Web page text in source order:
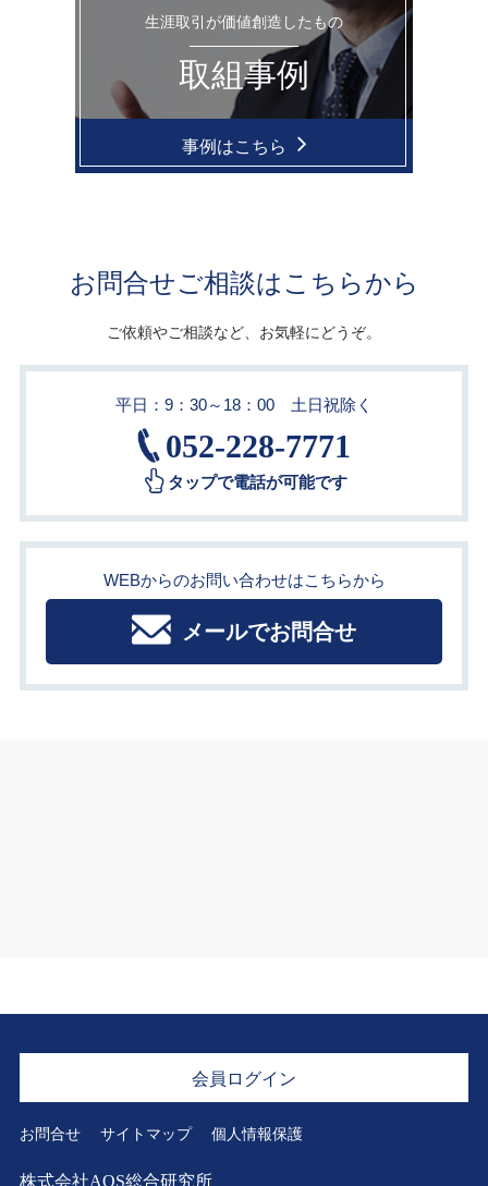
生涯取引が価値創造したもの
取組事例
事例はこちら
お問合せご相談はこちらから
ご依頼やご相談など、お気軽にどうぞ。
平日：9：30～18：00 土日祝除く
052-228-7771
タップで電話が可能です
WEBからのお問い合わせはこちらから
メールでお問合せ
会員ログイン
お問合せ サイトマップ 個人情報保護
株式会社AOS総合研究所